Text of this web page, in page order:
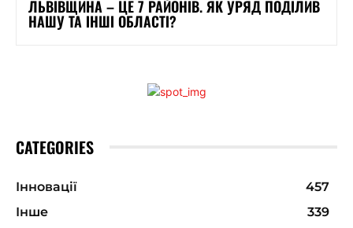
ЛЬВІВЩИНА – ЦЕ 7 РАЙОНІВ. ЯК УРЯД ПОДІЛИВ
НАШУ ТА ІНШІ ОБЛАСТІ?
CATEGORIES
Інновації
457
Інше
339